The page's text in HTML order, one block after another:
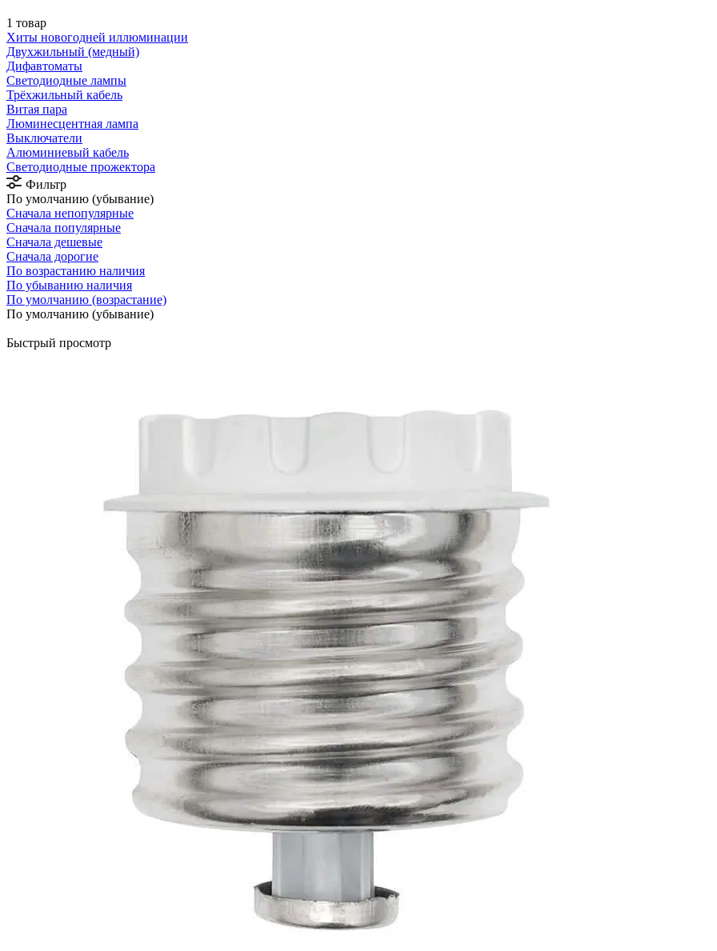
1 товар
Хиты новогодней иллюминации
Двухжильный (медный)
Дифавтоматы
Светодиодные лампы
Трёхжильный кабель
Витая пара
Люминесцентная лампа
Выключатели
Алюминиевый кабель
Светодиодные прожектора
Фильтр
По умолчанию (убывание)
Сначала непопулярные
Сначала популярные
Сначала дешевые
Сначала дорогие
По возрастанию наличия
По убыванию наличия
По умолчанию (возрастание)
По умолчанию (убывание)
Быстрый просмотр